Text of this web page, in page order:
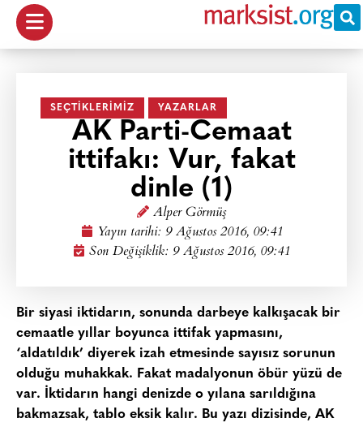
SEÇTIKLERIMIZ YAZARLAR
AK Parti-Cemaat
ittifakı: Vur, fakat
dinle (1)
Alper Görmüş
Yayın tarihi: 9 Ağustos 2016, 09:41
Son Değişiklik: 9 Ağustos 2016, 09:41
Bir siyasi iktidarın, sonunda darbeye kalkışacak bir
cemaatle yıllar boyunca ittifak yapmasını,
‘aldatıldık’ diyerek izah etmesinde sayısız sorunun
olduğu muhakkak. Fakat madalyonun öbür yüzü de
var. İktidarın hangi denizde o yılana sarıldığına
bakmazsak, tablo eksik kalır. Bu yazı dizisinde, AK